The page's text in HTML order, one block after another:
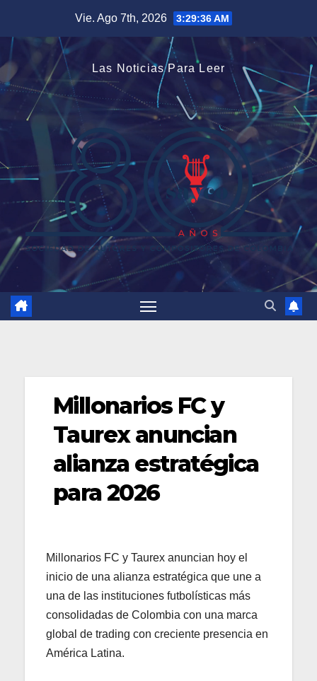
contenido
Vie. Ago 7th, 2026 3:29:36 AM
Las Noticias Para Leer
Millonarios FC y
Taurex anuncian
alianza estratégica
para 2026
Millonarios FC y Taurex anuncian hoy el
inicio de una alianza estratégica que une a
una de las instituciones futbolísticas más
consolidadas de Colombia con una marca
global de trading con creciente presencia en
América Latina.